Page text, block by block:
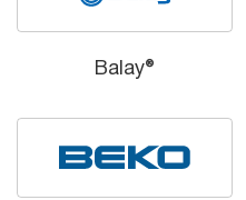
Balay®